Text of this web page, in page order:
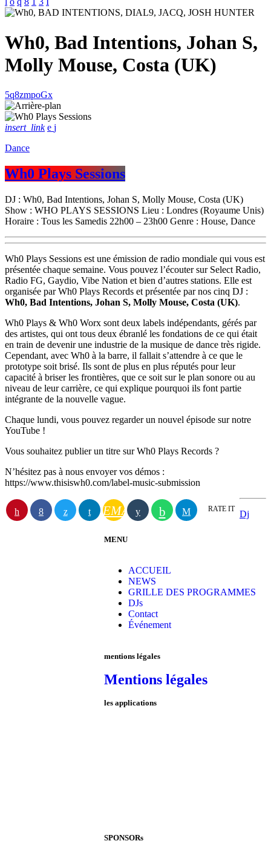
Wh0, Bad Intentions, Johan S,
Molly Mouse, Costa (UK)
insert_link
Dance
Wh0 Plays Sessions
DJ : Wh0, Bad Intentions, Johan S, Molly Mouse, Costa (UK)
Show : WHO PLAYS SESSIONS Lieu : Londres (Royaume Unis)
Horaire : Tous les Samedis 22h00 – 23h00 Genre : House, Dance
Wh0 Plays Sessions est une émission de radio mondiale qui vous est
présentée chaque semaine. Vous pouvez l’écouter sur Select Radio,
Radio FG, Gaydio, Vibe Nation et bien d’autres stations. Elle est
organisée par Wh0 Plays Records et présentée par nos cinq DJ :
Wh0, Bad Intentions, Johan S, Molly Mouse, Costa (UK).
Wh0 Plays & Wh0 Worx sont deux labels indépendants, gérés par
des artistes, qui ont tous deux ébranlé les fondations de ce qui était
en train de devenir une industrie de la musique de dance très rigide.
Cependant, avec Wh0 à la barre, il fallait s’attendre à ce que le
prototype soit brisé. Ils sont de plus en plus réputés pour leur
capacité à briser les frontières, que ce soit sur le plan sonore ou au
niveau de leur carrière, ce qui explique pourquoi ils font partie
intégrante de la nouvelle vague.
Chaque lundi, vous pouvez regarder un nouvel épisode sur notre
YouTube !
Vous souhaitez publier un titre sur Wh0 Plays Records ?
N’hésitez pas à nous envoyer vos démos :
https://www.thisiswh0.com/label-music-submission
EMAIL RATE IT Dj
MENU
ACCUEIL
NEWS
GRILLE DES PROGRAMMES
DJs
Contact
Événement
mentions légales
Mentions légales
les applications
SPONSORs